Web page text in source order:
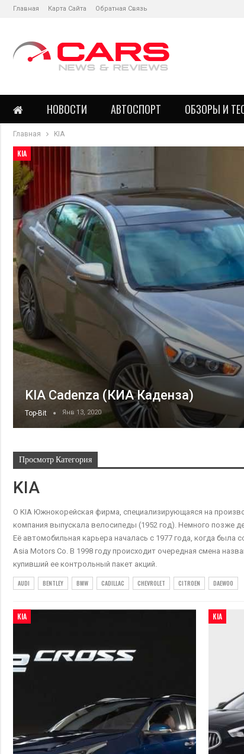
Главная Карта Сайта Обратная Связь
НОВОСТИ АВТОСПОРТ ОБЗОРЫ И
Главная KIA
KIA
KIA Cadenza (КИА Каденза)
Top-Bit Янв 13, 2020
Просмотр Категория
KIA
О KIA Южнокорейская фирма, специализирующаяся на
компания выпускала велосипеды (1952 год). Немного позже
Её автомобильная карьера началась с 1977 года, когда
Asia Motors Co. В 1998 году происходит очередная смена
купивший ее контрольный пакет акций.
AUDI BENTLEY BMW CADILLAC CHEVROLET CITROEN DAEWOO
KIA KIA